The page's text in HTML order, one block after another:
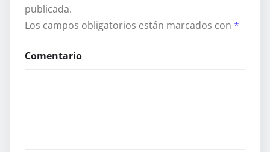
publicada.
Los campos obligatorios están marcados con *
Comentario